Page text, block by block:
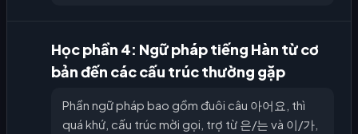
Học phần 4: Ngữ pháp tiếng Hàn từ cơ
bản đến các cấu trúc thường gặp
Phần ngữ pháp bao gồm đuôi câu 아어요, thì
quá khứ, cấu trúc mời gọi, trợ từ 은/는 và 이/가,